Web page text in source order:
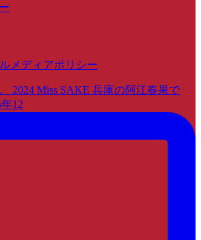
メディアポリシー
2024 Miss SAKE 兵庫の阿江春果で
12